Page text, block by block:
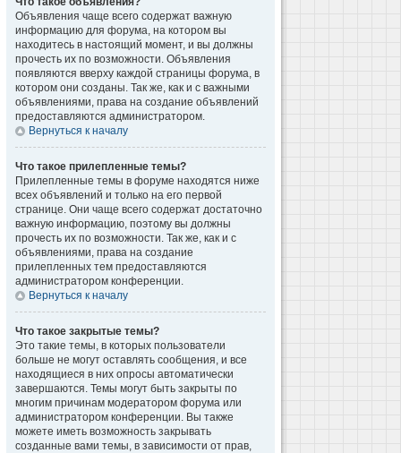
Объявления чаще всего содержат важную
информацию для форума, на котором вы
находитесь в настоящий момент, и вы должны
прочесть их по возможности. Объявления
появляются вверху каждой страницы форума, в
котором они созданы. Так же, как и с важными
объявлениями, права на создание объявлений
предоставляются администратором.
Вернуться к началу
Что такое прилепленные темы?
Прилепленные темы в форуме находятся ниже
всех объявлений и только на его первой
странице. Они чаще всего содержат достаточно
важную информацию, поэтому вы должны
прочесть их по возможности. Так же, как и с
объявлениями, права на создание
прилепленных тем предоставляются
администратором конференции.
Вернуться к началу
Что такое закрытые темы?
Это такие темы, в которых пользователи
больше не могут оставлять сообщения, и все
находящиеся в них опросы автоматически
завершаются. Темы могут быть закрыты по
многим причинам модератором форума или
администратором конференции. Вы также
можете иметь возможность закрывать
созданные вами темы, в зависимости от прав,